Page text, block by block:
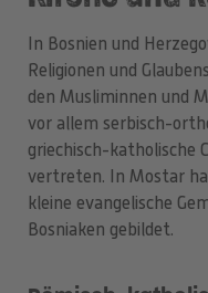
In Bosnien und
Religionen und
den Musliminnen und
vor allem serbisch-
griechisch-katholische
vertreten. In Mostar
kleine evangelische
Bosniaken gebildet.